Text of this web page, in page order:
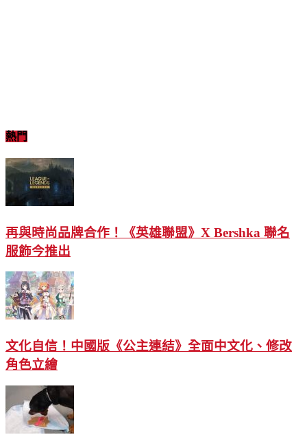
熱門
再與時尚品牌合作！《英雄聯盟》X Bershka 聯名
服飾今推出
文化自信！中國版《公主連結》全面中文化、修改
角色立繪